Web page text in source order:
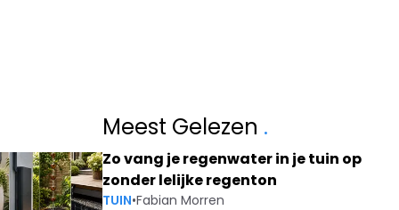
Meest Gelezen .
Zo vang je regenwater in je tuin op
zonder lelijke regenton
TUIN•Fabian Morren